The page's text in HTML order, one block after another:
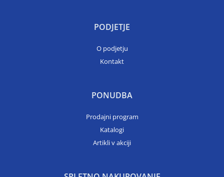
PODJETJE
O podjetju
Kontakt
PONUDBA
Prodajni program
Katalogi
Artikli v akciji